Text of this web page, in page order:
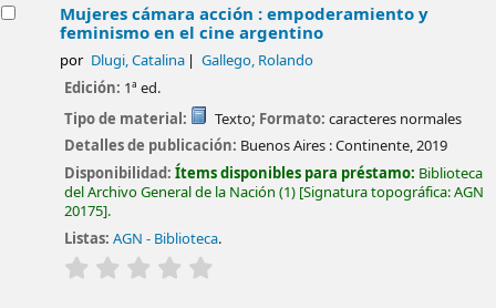
Mujeres cámara acción : empoderamiento y
feminismo en el cine argentino
por Dlugi, Catalina Gallego, Rolando
Edición: 1ª ed.
Tipo de material:
Texto; Formato: caracteres normales
Detalles de publicación: Buenos Aires :Continente,2019
Disponibilidad:Ítems disponibles para préstamo: Biblioteca
del Archivo General de la Nación (1) Signatura topográfica:AGN
20175 .
Listas: AGN - Biblioteca.
valoración